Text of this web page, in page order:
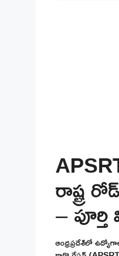
రాష్ట్ర
–
ఆంధ్రప్రదేశ్‌లో